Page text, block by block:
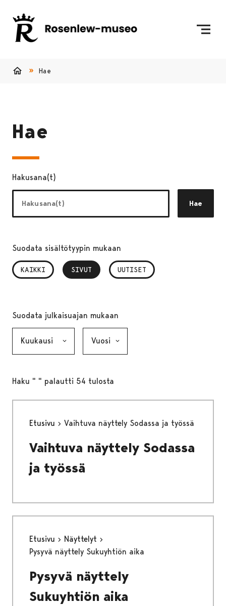
Hae
Hae
Hakusana(t)
Hae
Suodata sisältötyypin mukaan
KAIKKI SIVUT
, VALITTU UUTISET
Suodata julkaisuajan mukaan
Haku " " palautti 54 tulosta
Etusivu Vaihtuva näyttely Sodassa ja työssä
Vaihtuva näyttely Sodassa
ja työssä
Etusivu
Näyttelyt
Pysyvä näyttely Sukuyhtiön aika
Pysyvä näyttely
Sukuyhtiön aika